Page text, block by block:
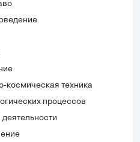
космическая техника
процессов